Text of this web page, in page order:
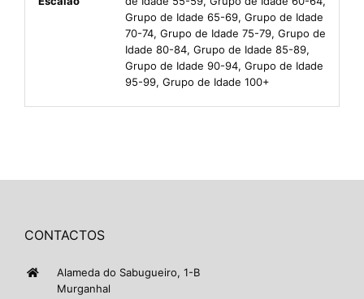
Grupo de Idade 65-69, Grupo de Idade
70-74, Grupo de Idade 75-79, Grupo de
Idade 80-84, Grupo de Idade 85-89,
Grupo de Idade 90-94, Grupo de Idade
95-99, Grupo de Idade 100+
CONTACTOS
Alameda do Sabugueiro, 1-B
Murganhal